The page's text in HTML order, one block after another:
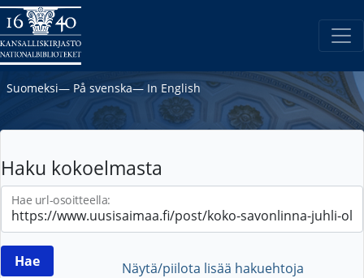
Suomeksi― På svenska― In English
Haku kokoelmasta
Hae url-osoitteella:
Näytä/piilota lisää hakuehtoja